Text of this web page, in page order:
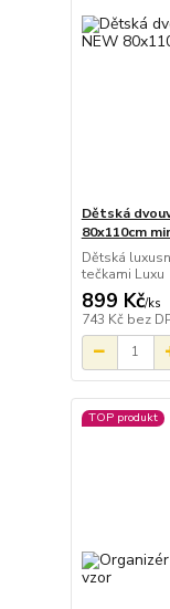
Dětská
80x110cm
Dětská
tečkami Luxu
899 Kč/ks
743 Kč bez
TOP produkt